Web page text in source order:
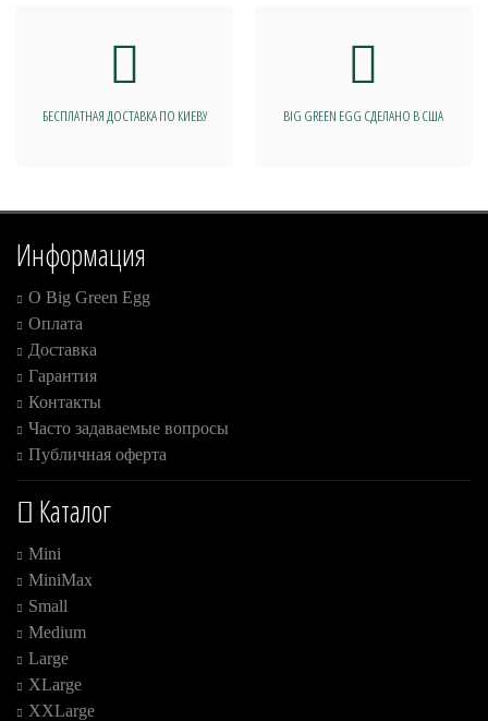
БЕСПЛАТНАЯ ДОСТАВКА ПО КИЕВУ BIG GREEN EGG СДЕЛАНО В США
Информация
О Big Green Egg
Оплата
Доставка
Гарантия
Контакты
Часто задаваемые вопросы
Публичная оферта
Каталог
Mini
MiniMax
Small
Medium
Large
XLarge
XXLarge